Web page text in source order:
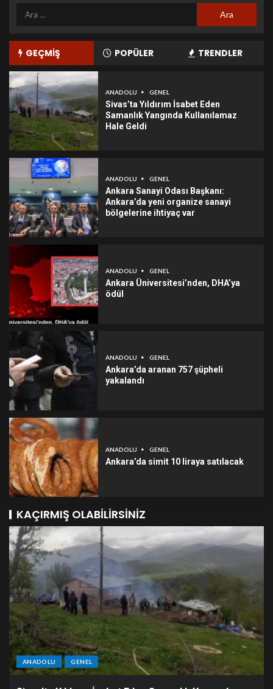
GEÇMİŞ POPÜLER TRENDLER
ANADOLU GENEL
Sivas’ta Yıldırım İsabet Eden
Samanlık Yangında Kullanılamaz
Hale Geldi
ANADOLU GENEL
Ankara Sanayi Odası Başkanı:
Ankara’da yeni organize sanayi
bölgelerine ihtiyaç var
ANADOLU GENEL
Ankara Üniversitesi’nden, DHA’ya
ödül
ANADOLU GENEL
Ankara’da aranan 757 şüpheli
yakalandı
ANADOLU GENEL
Ankara’da simit 10 liraya satılacak
KAÇIRMIŞ OLABILIRSINIZ
ANADOLU GENEL